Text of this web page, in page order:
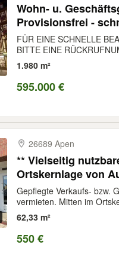
Wohn- u.
Provisionsfrei -
FÜR EINE SCHNELLE
BITTE EINE
1.980 m²
595.000 €
26689 Apen
** Vielseitig
Ortskernlage von
Gepflegte Verkaufs- bzw.
vermieten. Mitten im
62,33 m²
550 €